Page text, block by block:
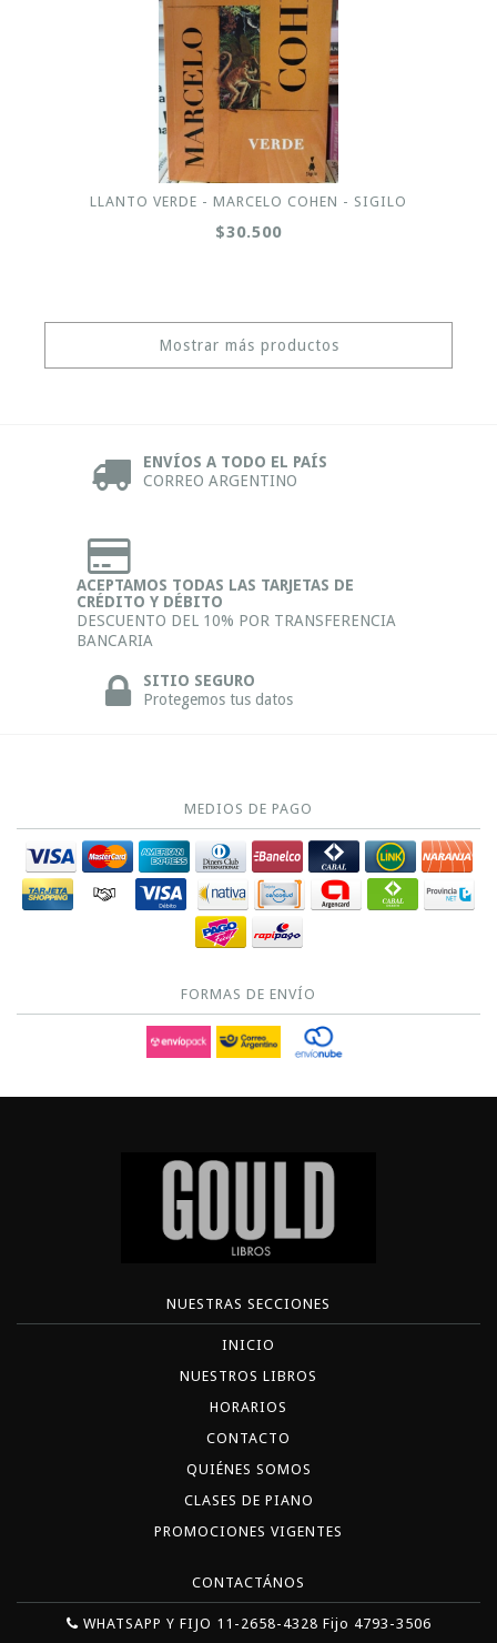
LLANTO VERDE - MARCELO COHEN - SIGILO
$30.500
Mostrar más productos
ENVÍOS A TODO EL PAÍS
CORREO ARGENTINO
ACEPTAMOS TODAS LAS TARJETAS DE
CRÉDITO Y DÉBITO
DESCUENTO DEL 10% POR TRANSFERENCIA
BANCARIA
SITIO SEGURO
Protegemos tus datos
MEDIOS DE PAGO
FORMAS DE ENVÍO
NUESTRAS SECCIONES
INICIO
NUESTROS LIBROS
HORARIOS
CONTACTO
QUIÉNES SOMOS
CLASES DE PIANO
PROMOCIONES VIGENTES
CONTACTÁNOS
WHATSAPP Y FIJO 11-2658-4328 Fijo 4793-3506